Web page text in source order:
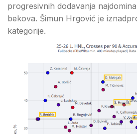
progresivnih dodavanja
bekova. Šimun Hrgović je
kategorije.